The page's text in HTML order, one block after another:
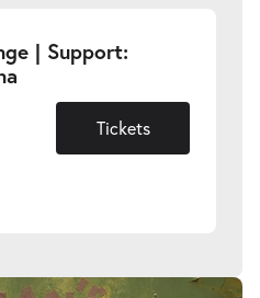
| Support:
11.09.2026Tickets